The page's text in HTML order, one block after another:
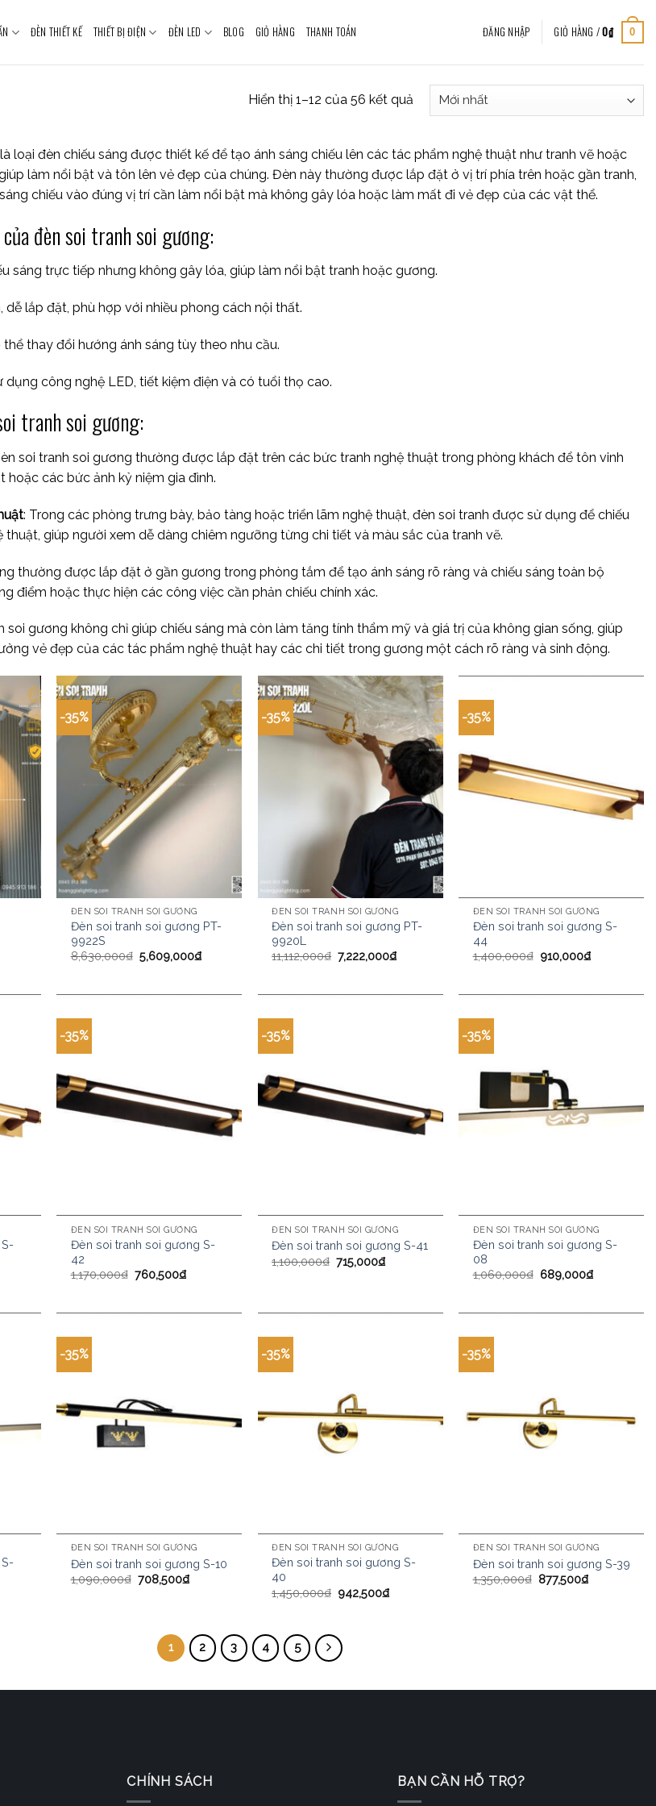
ĐÈN THIẾT KẾ THIẾT BỊ ĐIỆN ĐÈN LED BLOG GIỎ HÀNG THANH TOÁN ĐĂNG NHẬP GIỎ HÀNG /0₫ 0
Hiển thị 1–12 của 56 kết quả
loại đèn chiếu sáng được thiết kế để tạo ánh sáng chiếu lên các tác phẩm nghệ thuật như tranh vẽ hoặc
làm nổi bật và tôn lên vẻ đẹp của chúng. Đèn này thường được lắp đặt ở vị trí phía trên hoặc gần tranh,
chiếu vào đúng vị trí cần làm nổi bật mà không gây lóa hoặc làm mất đi vẻ đẹp của các vật thể.
đèn soi tranh soi gương:
sáng trực tiếp nhưng không gây lóa, giúp làm nổi bật tranh hoặc gương.
dễ lắp đặt, phù hợp với nhiều phong cách nội thất.
thể thay đổi hướng ánh sáng tùy theo nhu cầu.
dụng công nghệ LED, tiết kiệm điện và có tuổi thọ cao.
tranh soi gương:
soi tranh soi gương thường được lắp đặt trên các bức tranh nghệ thuật trong phòng khách để tôn vinh
hoặc các bức ảnh kỷ niệm gia đình.
: Trong các phòng trưng bày, bảo tàng hoặc triển lãm nghệ thuật, đèn soi tranh được sử dụng để chiếu
thuật, giúp người xem dễ dàng chiêm ngưỡng từng chi tiết và màu sắc của tranh vẽ.
thường được lắp đặt ở gần gương trong phòng tắm để tạo ánh sáng rõ ràng và chiếu sáng toàn bộ
điểm hoặc thực hiện các công việc cần phản chiếu chính xác.
soi gương không chỉ giúp chiếu sáng mà còn làm tăng tính thẩm mỹ và giá trị của không gian sống, giúp
vẻ đẹp của các tác phẩm nghệ thuật hay các chi tiết trong gương một cách rõ ràng và sinh động.
-35%
ĐÈN SOI TRANH SOI GƯƠNG
Đèn soi tranh soi gương PT-
9922S
8,630,000₫ 5,609,000₫
-35%
ĐÈN SOI TRANH SOI GƯƠNG
Đèn soi tranh soi gương PT-
9920L
11,112,000₫ 7,222,000₫
-35%
ĐÈN SOI TRANH SOI GƯƠNG
Đèn soi tranh soi gương S-
44
1,400,000₫ 910,000₫
-35%
ĐÈN SOI TRANH SOI GƯƠNG
Đèn soi tranh soi gương S-
42
1,170,000₫ 760,500₫
-35%
ĐÈN SOI TRANH SOI GƯƠNG
Đèn soi tranh soi gương S-41
1,100,000₫ 715,000₫
-35%
ĐÈN SOI TRANH SOI GƯƠNG
Đèn soi tranh soi gương S-
08
1,060,000₫ 689,000₫
-35%
ĐÈN SOI TRANH SOI GƯƠNG
Đèn soi tranh soi gương S-10
1,090,000₫ 708,500₫
-35%
ĐÈN SOI TRANH SOI GƯƠNG
Đèn soi tranh soi gương S-
40
1,450,000₫ 942,500₫
-35%
ĐÈN SOI TRANH SOI GƯƠNG
Đèn soi tranh soi gương S-39
1,350,000₫ 877,500₫
1 2 3 4 5
CHÍNH SÁCH BẠN CẦN HỖ TRỢ?